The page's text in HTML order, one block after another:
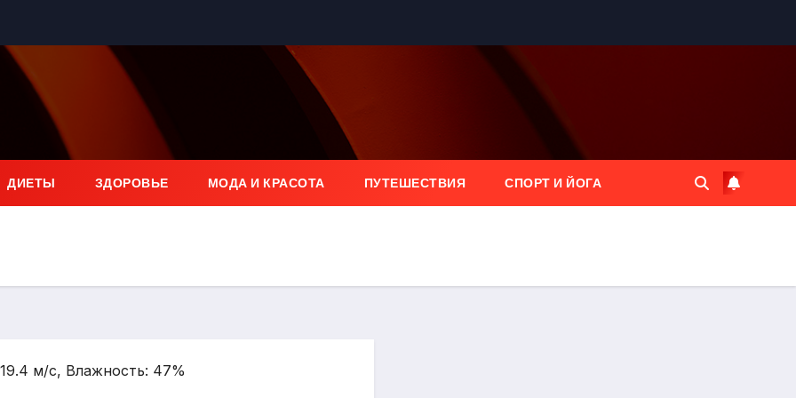
ДИЕТЫ ЗДОРОВЬЕ МОДА И КРАСОТА ПУТЕШЕСТВИЯ СПОРТ И ЙОГА
м/с, Влажность: 47%